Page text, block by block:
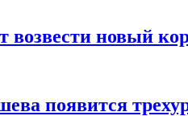
возвести новый
появится